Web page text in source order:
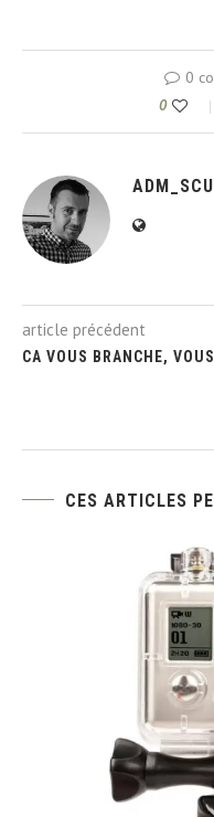
0
0
article précédent
CA VOUS BRANCHE,
CES ARTICLES